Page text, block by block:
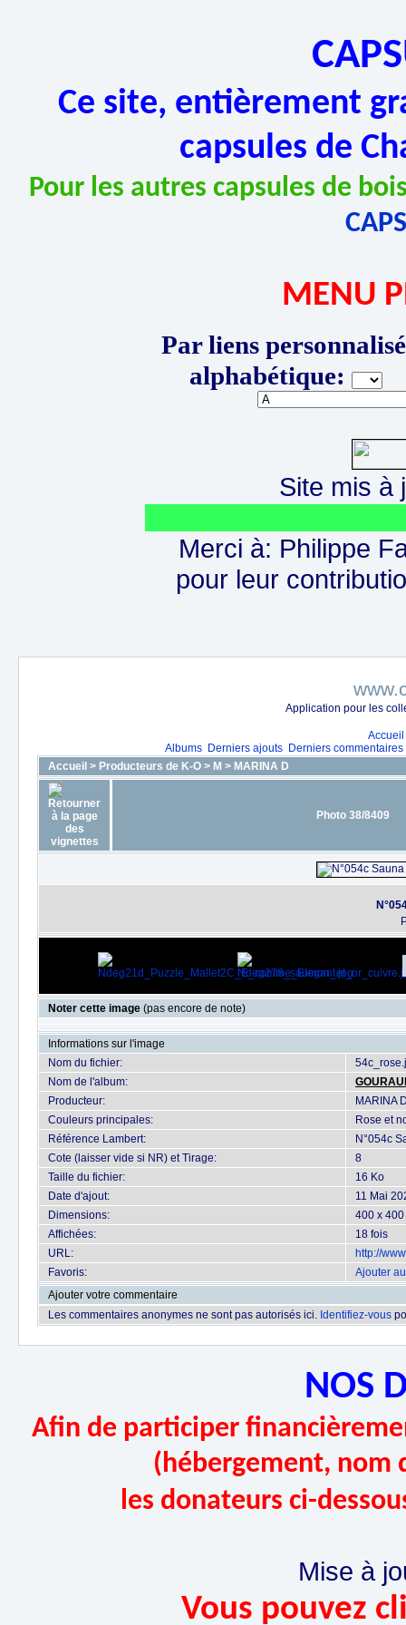
Ce site, entièrement
capsules de
Pour les autres capsules de
MENU
Par liens
alphabétique:
Site mis à
Merci à: Philippe
pour leur
Application pour les
Accueil
Albums Derniers ajouts Derniers commentaires
Accueil > Producteurs de K-O > M > MARINA D
Photo 38/8409
Noter cette image (pas encore de note)
Informations sur l'image
Nom du fichier:
Nom de l'album:
Producteur:
MARINA
Couleurs principales:
Rose et
Référence Lambert:
N°054c
Cote (laisser vide si NR) et Tirage:
8
Taille du fichier:
16 Ko
Date d'ajout:
11 Mai
Dimensions:
400 x
Affichées:
18 fois
URL:
http://
Favoris:
Ajouter
Ajouter votre commentaire
Les commentaires anonymes ne sont pas autorisés ici. Identifiez-vous
NOS
Afin de participer
(hébergement,
les donateurs ci-
Mise à
Vous pouvez